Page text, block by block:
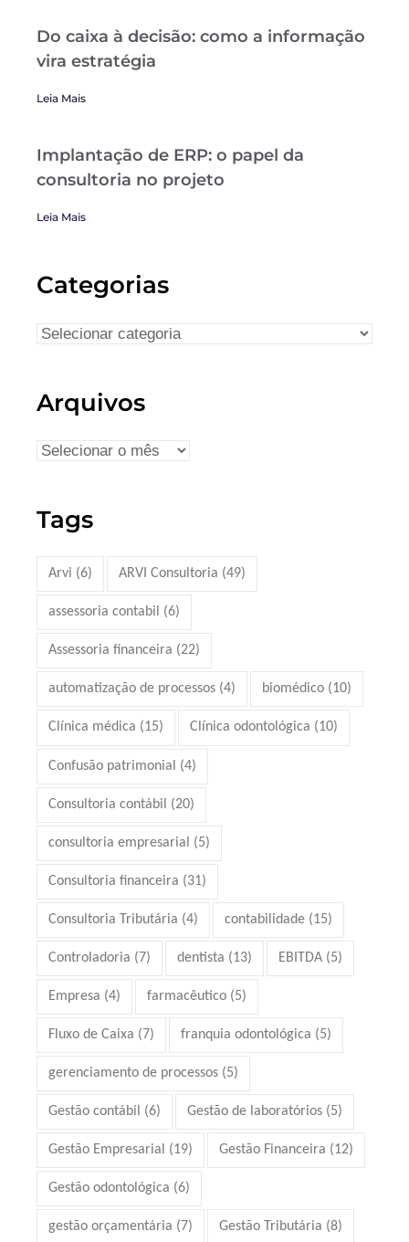
Do caixa à decisão: como a informação
vira estratégia
Leia Mais
Implantação de ERP: o papel da
consultoria no projeto
Leia Mais
Categorias
Arquivos
Tags
Arvi (6) ARVI Consultoria (49)
assessoria contabil (6)
Assessoria financeira (22)
automatização de processos (4) biomédico (10)
Clínica médica (15) Clínica odontológica (10)
Confusão patrimonial (4)
Consultoria contábil (20)
consultoria empresarial (5)
Consultoria financeira (31)
Consultoria Tributária (4) contabilidade (15)
Controladoria (7) dentista (13) EBITDA (5)
Empresa (4) farmacêutico (5)
Fluxo de Caixa (7) franquia odontológica (5)
gerenciamento de processos (5)
Gestão contábil (6) Gestão de laboratórios (5)
Gestão Empresarial (19) Gestão Financeira (12)
Gestão odontológica (6)
gestão orçamentária (7) Gestão Tributária (8)